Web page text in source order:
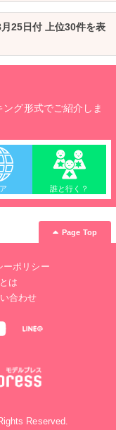
25日付 上位30件を表
グ形式でご紹介しま
誰と行く？
Page Top
ーポリシー
は
合わせ
Reserved.